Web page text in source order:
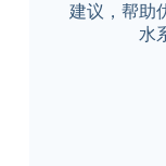
建议，帮助
水